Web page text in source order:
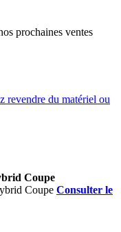
prochaines ventes
Coupe
Consulter le